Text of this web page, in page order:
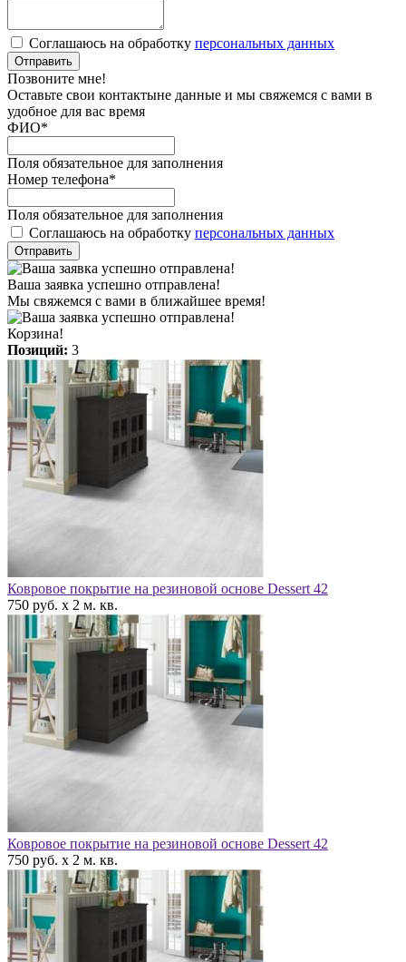
Соглашаюсь на обработку персональных данных
Отправить
Позвоните мне!
Оставьте свои контактыне данные и мы свяжемся с вами в
удобное для вас время
ФИО*
Поля обязательное для заполнения
Номер телефона*
Поля обязательное для заполнения
Соглашаюсь на обработку персональных данных
Отправить
Ваша заявка успешно отправлена!
Мы свяжемся с вами в ближайшее время!
Корзина!
Позиций: 3
Ковровое покрытие на резиновой основе Dessert 42
750 руб. x 2 м. кв.
Ковровое покрытие на резиновой основе Dessert 42
750 руб. x 2 м. кв.